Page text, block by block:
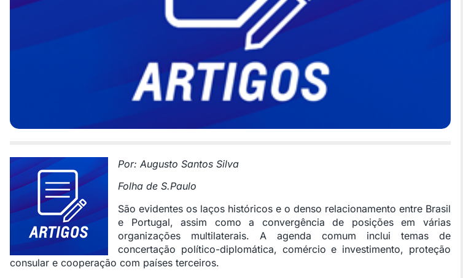
Por: Augusto Santos Silva
Folha de S.Paulo
São evidentes os laços históricos e o denso relacionamento entre Brasil
e Portugal, assim como a convergência de posições em várias
organizações multilaterais. A agenda comum inclui temas de
concertação político-diplomática, comércio e investimento, proteção
consular e cooperação com países terceiros.